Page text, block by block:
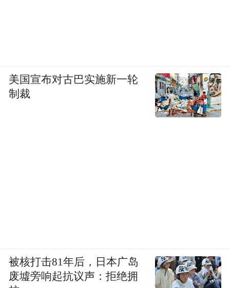
美国宣布对古巴实施新一轮
制裁
被核打击81年后，日本广岛
废墟旁响起抗议声：拒绝拥